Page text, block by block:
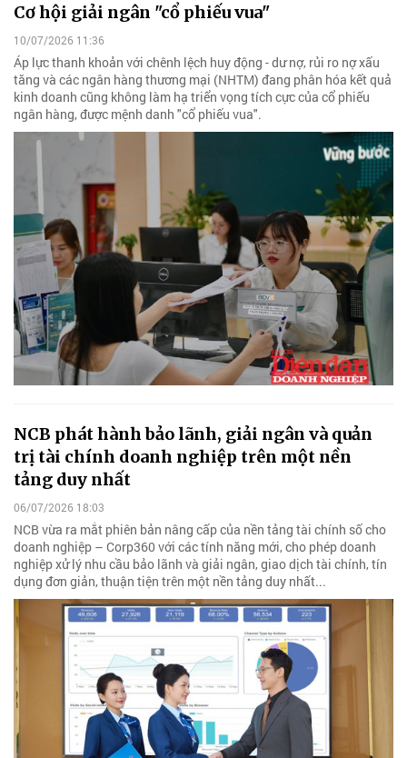
Cơ hội giải ngân "cổ phiếu vua"
10/07/2026 11:36
Áp lực thanh khoản với chênh lệch huy động - dư nợ, rủi ro nợ xấu
tăng và các ngân hàng thương mại (NHTM) đang phân hóa kết quả
kinh doanh cũng không làm hạ triển vọng tích cực của cổ phiếu
ngân hàng, được mệnh danh "cổ phiếu vua".
NCB phát hành bảo lãnh, giải ngân và quản
trị tài chính doanh nghiệp trên một nền
tảng duy nhất
06/07/2026 18:03
NCB vừa ra mắt phiên bản nâng cấp của nền tảng tài chính số cho
doanh nghiệp – Corp360 với các tính năng mới, cho phép doanh
nghiệp xử lý nhu cầu bảo lãnh và giải ngân, giao dịch tài chính, tín
dụng đơn giản, thuận tiện trên một nền tảng duy nhất...